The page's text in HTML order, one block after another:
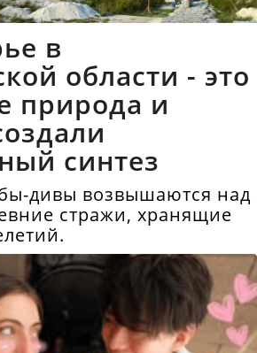
в
области - это
природа и
синтез
дивы возвышаются над
стражи, хранящие